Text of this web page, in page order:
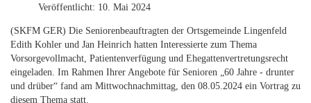
Veröffentlicht: 10. Mai 2024
(SKFM GER) Die Seniorenbeauftragten der Ortsgemeinde Lingenfeld
Edith Kohler und Jan Heinrich hatten Interessierte zum Thema
Vorsorgevollmacht, Patientenverfügung und Ehegattenvertretungsrecht
eingeladen. Im Rahmen Ihrer Angebote für Senioren „60 Jahre - drunter
und drüber“ fand am Mittwochnachmittag, den 08.05.2024 ein Vortrag zu
diesem Thema statt.